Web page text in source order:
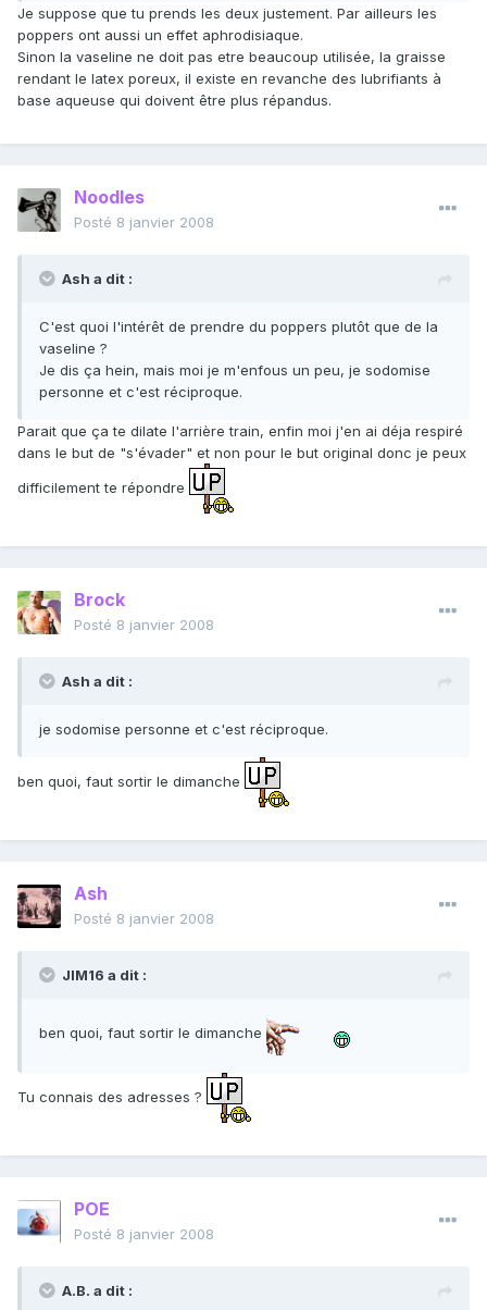
Je suppose que tu prends les deux justement. Par ailleurs les
poppers ont aussi un effet aphrodisiaque.
Sinon la vaseline ne doit pas etre beaucoup utilisée, la graisse
rendant le latex poreux, il existe en revanche des lubrifiants à
base aqueuse qui doivent être plus répandus.
Noodles
Posté 8 janvier 2008
Ash a dit :
C'est quoi l'intérêt de prendre du poppers plutôt que de la
vaseline ?
Je dis ça hein, mais moi je m'enfous un peu, je sodomise
personne et c'est réciproque.
Parait que ça te dilate l'arrière train, enfin moi j'en ai déja respiré
dans le but de "s'évader" et non pour le but original donc je peux
difficilement te répondre
Brock
Posté 8 janvier 2008
Ash a dit :
je sodomise personne et c'est réciproque.
ben quoi, faut sortir le dimanche
Ash
Posté 8 janvier 2008
JIM16 a dit :
ben quoi, faut sortir le dimanche
Tu connais des adresses ?
POE
Posté 8 janvier 2008
A.B. a dit :